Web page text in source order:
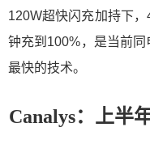
120W超快闪充加持下
钟充到100%，是当前
最快的技术。
Canalys：上半